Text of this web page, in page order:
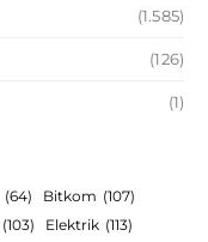
(1.585)
(126)
(1)
(64) Bitkom (107)
(103) Elektrik (113)